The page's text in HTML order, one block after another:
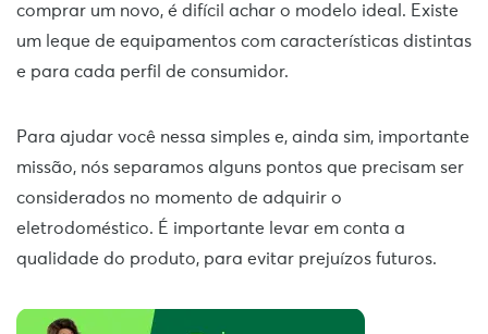
comprar um novo, é difícil achar o modelo ideal. Existe
um leque de equipamentos com características distintas
e para cada perfil de consumidor.
Para ajudar você nessa simples e, ainda sim, importante
missão, nós separamos alguns pontos que precisam ser
considerados no momento de adquirir o
eletrodoméstico. É importante levar em conta a
qualidade do produto, para evitar prejuízos futuros.